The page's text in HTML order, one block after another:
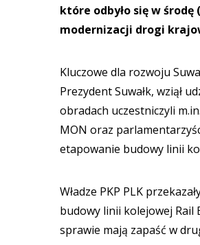
które odbyło się w
modernizacji drogi
Kluczowe dla rozwoju
Prezydent Suwałk, wziął
obradach uczestniczyli
MON oraz
etapowanie budowy linii
Władze PKP PLK
budowy linii kolejowej Rail
sprawie mają zapaść w